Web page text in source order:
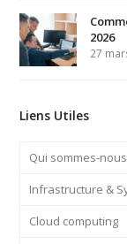
2026
27
Liens Utiles
Qui sommes-nous
Infrastructure &
Cloud computing